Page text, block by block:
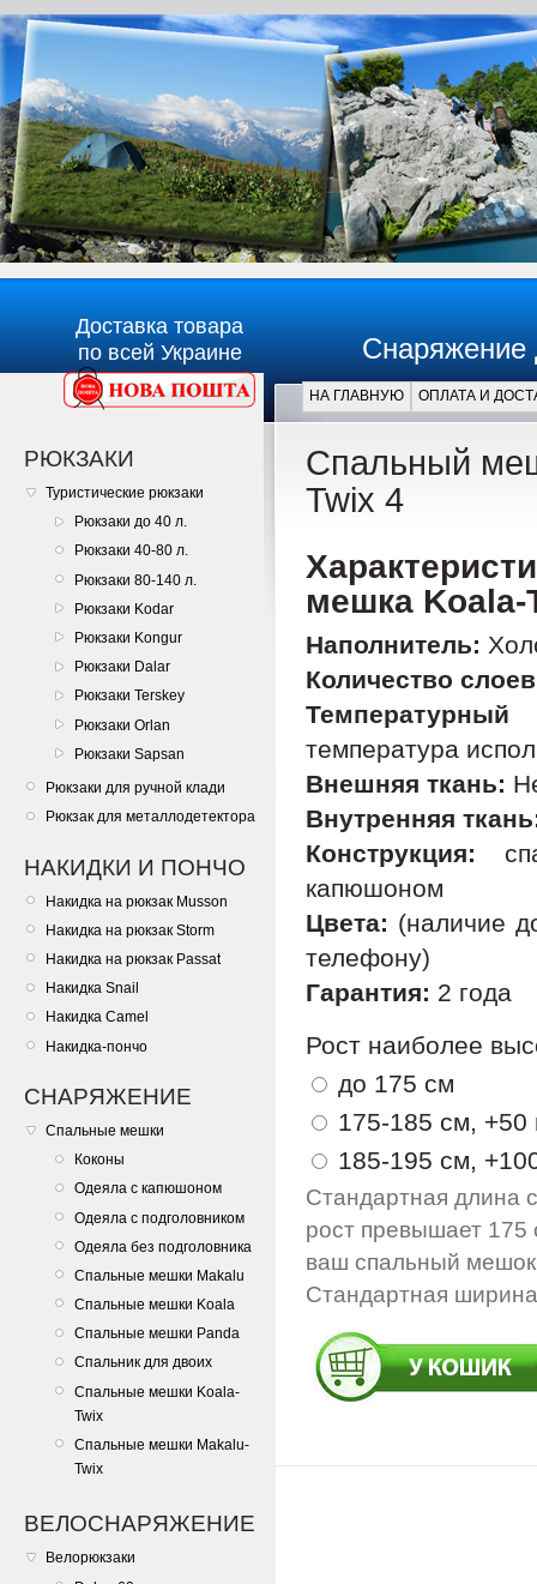
Доставка товара
по всей Украине
Снаряжение
НА ГЛАВНУЮ ОПЛАТА И
РЮКЗАКИ
Туристические рюкзаки
Рюкзаки до 40 л.
Рюкзаки 40-80 л.
Рюкзаки 80-140 л.
Рюкзаки Kodar
Рюкзаки Kongur
Рюкзаки Dalar
Рюкзаки Terskey
Рюкзаки Orlan
Рюкзаки Sapsan
Рюкзаки для ручной клади
Рюкзак для металлодетектора
НАКИДКИ И ПОНЧО
Накидка на рюкзак Musson
Накидка на рюкзак Storm
Накидка на рюкзак Passat
Накидка Snail
Накидка Camel
Накидка-пончо
СНАРЯЖЕНИЕ
Спальные мешки
Коконы
Одеяла с капюшоном
Одеяла с подголовником
Одеяла без подголовника
Спальные мешки Makalu
Спальные мешки Koala
Спальные мешки Panda
Спальник для двоих
Спальные мешки Koala-
Twix
Спальные мешки Makalu-
Twix
ВЕЛОСНАРЯЖЕНИЕ
Велорюкзаки
Главная
Спальный
Twix 4
мешка Koala-
Наполнитель:
Количество
Температурный
температура
Внешняя ткань:
Внутренняя
Конструкция:
капюшоном
Цвета: (наличие
телефону)
Гарантия: 2 года
Рост наиболее
до 175 см
175-185 см, +50
185-195 см,
Стандартная длина
рост превышает 175
ваш спальный мешок
Стандартная